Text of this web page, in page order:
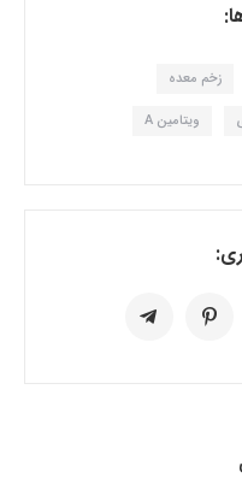
زخم معده
ویتامین A